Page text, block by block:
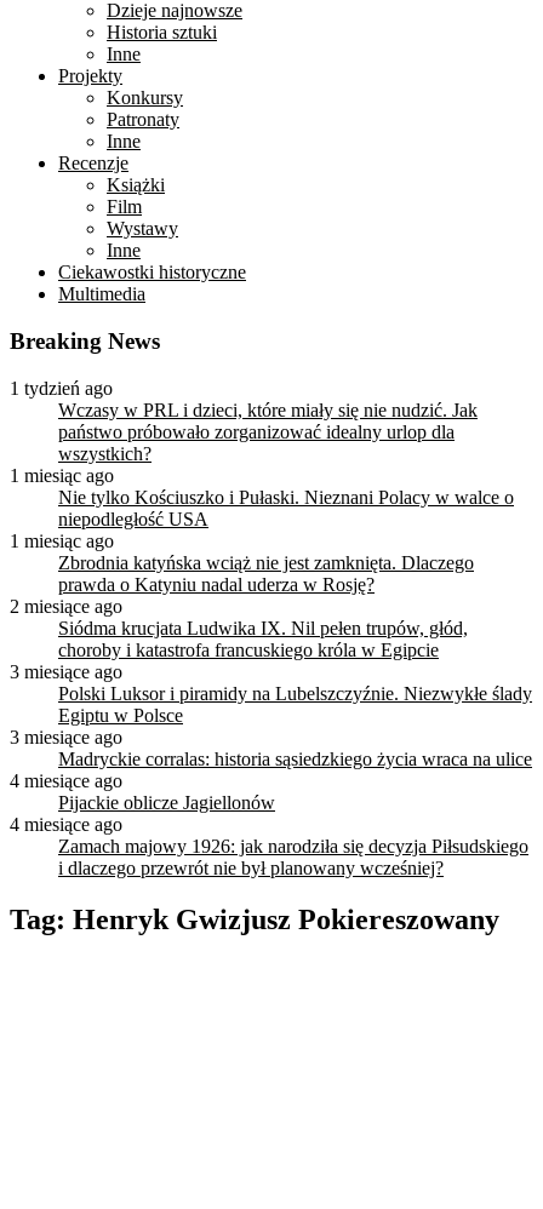
Dzieje najnowsze
Historia sztuki
Inne
Projekty
Konkursy
Patronaty
Inne
Recenzje
Książki
Film
Wystawy
Inne
Ciekawostki historyczne
Multimedia
Breaking News
1 tydzień ago
Wczasy w PRL i dzieci, które miały się nie nudzić. Jak
państwo próbowało zorganizować idealny urlop dla
wszystkich?
1 miesiąc ago
Nie tylko Kościuszko i Pułaski. Nieznani Polacy w walce o
niepodległość USA
1 miesiąc ago
Zbrodnia katyńska wciąż nie jest zamknięta. Dlaczego
prawda o Katyniu nadal uderza w Rosję?
2 miesiące ago
Siódma krucjata Ludwika IX. Nil pełen trupów, głód,
choroby i katastrofa francuskiego króla w Egipcie
3 miesiące ago
Polski Luksor i piramidy na Lubelszczyźnie. Niezwykłe ślady
Egiptu w Polsce
3 miesiące ago
Madryckie corralas: historia sąsiedzkiego życia wraca na ulice
4 miesiące ago
Pijackie oblicze Jagiellonów
4 miesiące ago
Zamach majowy 1926: jak narodziła się decyzja Piłsudskiego
i dlaczego przewrót nie był planowany wcześniej?
Tag: Henryk Gwizjusz Pokiereszowany